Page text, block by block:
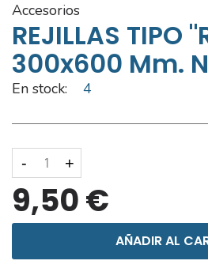
accesorios
REJILLAS TIPO
300x600 Mm.
En stock: 4
- +
9,50 €
AÑADIR AL